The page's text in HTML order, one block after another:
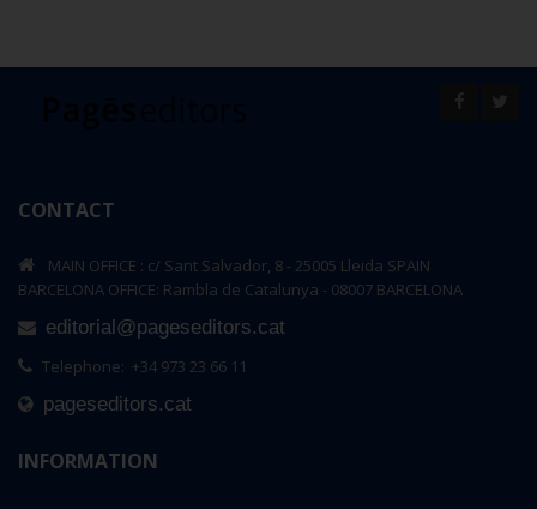
CONTACT
MAIN OFFICE : c/ Sant Salvador, 8 - 25005 Lleida SPAIN
BARCELONA OFFICE: Rambla de Catalunya - 08007 BARCELONA
editorial@pageseditors.cat
Telephone: +34 973 23 66 11
pageseditors.cat
INFORMATION